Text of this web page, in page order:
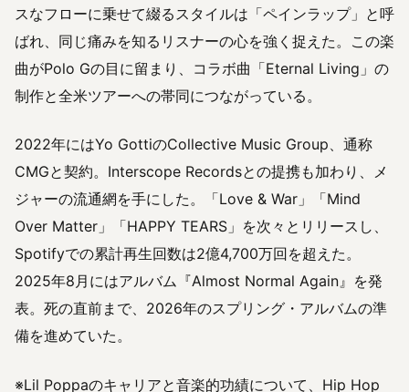
スなフローに乗せて綴るスタイルは「ペインラップ」と呼
ばれ、同じ痛みを知るリスナーの心を強く捉えた。この楽
曲がPolo Gの目に留まり、コラボ曲「Eternal Living」の
制作と全米ツアーへの帯同につながっている。
2022年にはYo GottiのCollective Music Group、通称
CMGと契約。Interscope Recordsとの提携も加わり、メ
ジャーの流通網を手にした。「Love & War」「Mind
Over Matter」「HAPPY TEARS」を次々とリリースし、
Spotifyでの累計再生回数は2億4,700万回を超えた。
2025年8月にはアルバム『Almost Normal Again』を発
表。死の直前まで、2026年のスプリング・アルバムの準
備を進めていた。
※Lil Poppaのキャリアと音楽的功績について、Hip Hop